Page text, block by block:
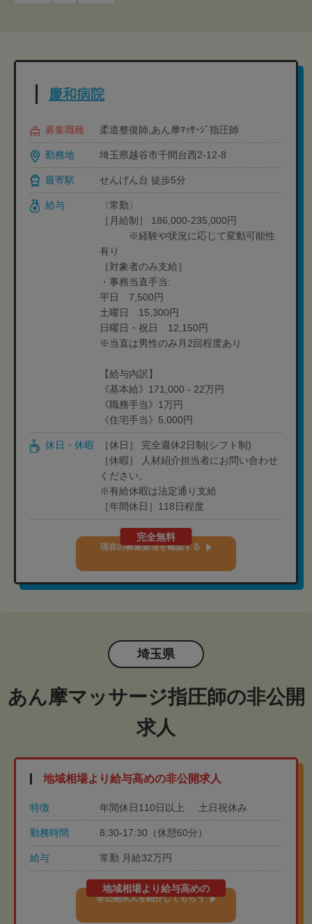
慶和病院
募集職種 柔道整復師,あん摩ﾏｯｻｰｼﾞ指圧師
勤務地 埼玉県越谷市千間台西2-12-8
最寄駅 せんげん台 徒歩5分
給与
〈常勤〉
［月給制］ 186,000-235,000円
※経験や状況に応じて変動可能性
有り
［対象者のみ支給］
・事務当直手当:
平日 7,500円
土曜日 15,300円
日曜日・祝日 12,150円
※当直は男性のみ月2回程度あり
【給与内訳】
《基本給》171,000 - 22万円
《職務手当》1万円
《住宅手当》5,000円
休日・休暇
［休日］ 完全週休2日制(シフト制)
［休暇］ 人材紹介担当者にお問い合わせ
ください。
※有給休暇は法定通り支給
［年間休日］118日程度
完全無料
現在の募集要項を確認する
埼玉県
あん摩マッサージ指圧師の非公開
求人
地域相場より給与高めの非公開求人
特徴 年間休日110日以上 土日祝休み
勤務時間 8:30-17:30（休憩60分）
給与 常勤 月給32万円
地域相場より給与高めの
非公開求人を紹介してもらう